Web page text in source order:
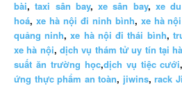
bài,taxi sân bay,xe sân bay,xe
hoá, xe hà nội đi ninh bình, xe hà
quảng ninh,xe hà nội đi thái bình,
xe hà nội,dịch vụ thám tử uy tín tại
suất ăn trường học,dịch vụ tiệc cưới
ứng thực phẩm an toàn, jiwins, rack